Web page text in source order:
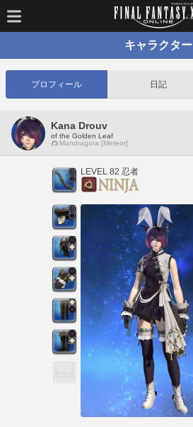
キャラクター
プロフィール 日記
Kana Drouv
of the Golden Leaf
Mandragora [Meteor]
LEVEL 82 忍者